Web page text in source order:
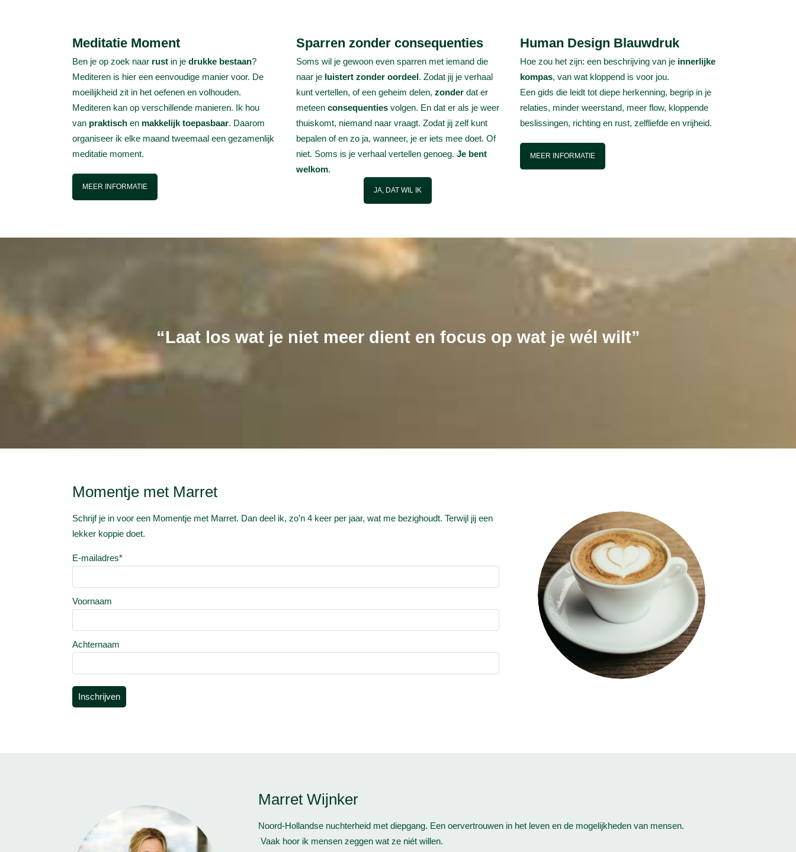
Meditatie Moment
Ben je op zoek naar rust in je drukke bestaan?
Mediteren is hier een eenvoudige manier voor. De
moeilijkheid zit in het oefenen en volhouden.
Mediteren kan op verschillende manieren. Ik hou
van praktisch en makkelijk toepasbaar. Daarom
organiseer ik elke maand tweemaal een gezamenlijk
meditatie moment.
MEER INFORMATIE
Sparren zonder consequenties
Soms wil je gewoon even sparren met iemand die
naar je luistert zonder oordeel. Zodat jij je verhaal
kunt vertellen, of een geheim delen, zonder dat er
meteen consequenties volgen. En dat er als je weer
thuiskomt, niemand naar vraagt. Zodat jij zelf kunt
bepalen of en zo ja, wanneer, je er iets mee doet. Of
niet. Soms is je verhaal vertellen genoeg. Je bent
welkom.
JA, DAT WIL IK
Human Design Blauwdruk
Hoe zou het zijn: een beschrijving van je innerlijke
kompas, van wat kloppend is voor jou.
Een gids die leidt tot diepe herkenning, begrip in je
relaties, minder weerstand, meer flow, kloppende
beslissingen, richting en rust, zelfliefde en vrijheid.
MEER INFORMATIE
“Laat los wat je niet meer dient en focus op wat je wél wilt”
Momentje met Marret
Schrijf je in voor een Momentje met Marret. Dan deel ik, zo’n 4 keer per jaar, wat me bezighoudt. Terwijl jij een
lekker koppie doet.
E-mailadres*
Voornaam
Achternaam
Inschrijven
Marret Wijnker
Noord-Hollandse nuchterheid met diepgang. Een oervertrouwen in het leven en de mogelijkheden van mensen.
Vaak hoor ik mensen zeggen wat ze niét willen.